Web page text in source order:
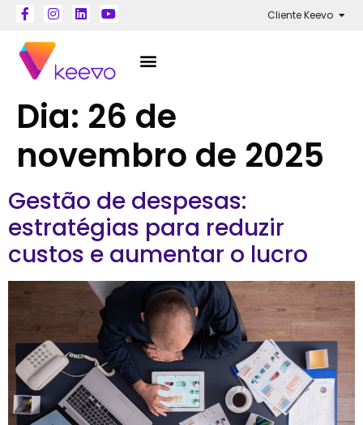
Cliente Keevo
Dia: 26 de
novembro de 2025
Gestão de despesas:
estratégias para reduzir
custos e aumentar o lucro